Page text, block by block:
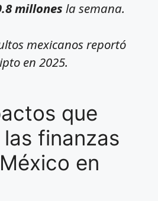
millones la semana.
mexicanos reportó
en 2025.
que
finanzas
en